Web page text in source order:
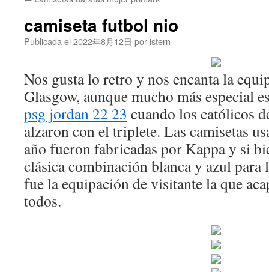
camiseta futbol nio
Publicada el 2022年8月12日 por istern
Nos gusta lo retro y nos encanta la
Glasgow, aunque mucho más especial
psg jordan 22 23 cuando los católicos
alzaron con el triplete. Las camisetas
año fueron fabricadas por Kappa y si
clásica combinación blanca y azul para
fue la equipación de visitante la que
todos.